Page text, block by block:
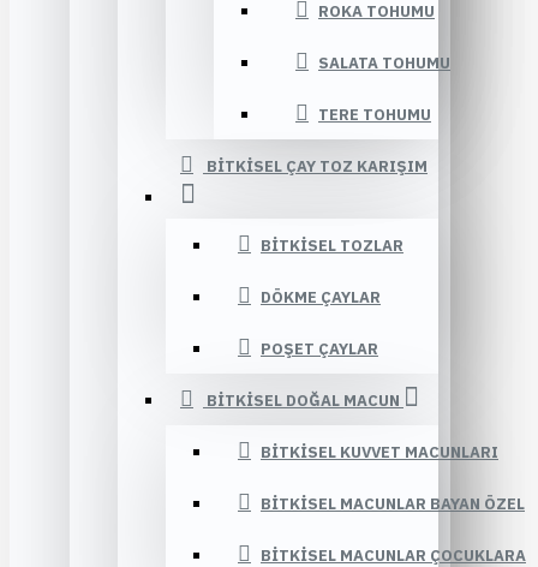
ROKA TOHUMU
SALATA TOHUMU
TERE TOHUMU
BITKISEL ÇAY TOZ KARIŞIM
BITKISEL TOZLAR
DÖKME ÇAYLAR
POŞET ÇAYLAR
BITKISEL DOĞAL MACUN
BITKISEL KUVVET MACUNLARI
BITKISEL MACUNLAR BAYAN ÖZEL
BITKISEL MACUNLAR ÇOCUKLARA